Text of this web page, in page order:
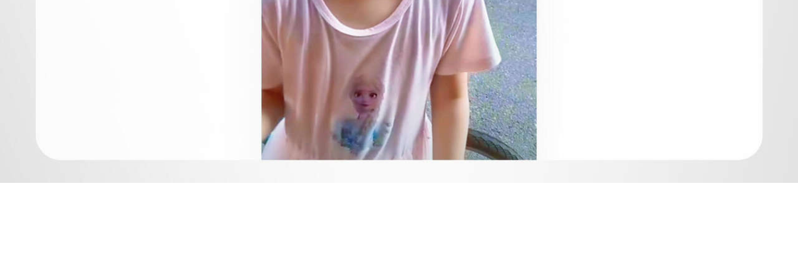
Video